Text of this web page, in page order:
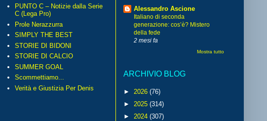
PUNTO C – Notizie dalla Serie
C (Lega Pro)
Prole Nerazzurra
SIMPLY THE BEST
STORIE DI BIDONI
STORIE DI CALCIO
SUMMER GOAL
Scommettiamo...
Verità e Giustizia Per Denis
Alessandro Ascione
Italiano di seconda
generazione: cos’è? Mistero
della fede
2 mesi fa
Mostra tutto
ARCHIVIO BLOG
► 2026 (76)
► 2025 (314)
► 2024 (307)